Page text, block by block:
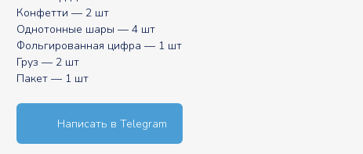
Конфетти — 2 шт
Однотонные шары — 4 шт
Фольгированная цифра — 1 шт
Груз — 2 шт
Пакет — 1 шт
Написать в Telegram